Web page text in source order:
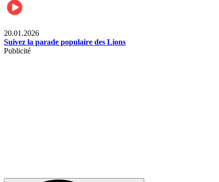
20.01.2026
Suivez la parade populaire des Lions
Publicité